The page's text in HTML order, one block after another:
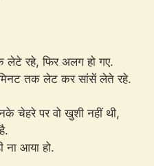
रहे, फिर अलग हो गए.
तक लेट कर सांसें लेते रहे.
चेहरे पर वो खुशी नहीं थी,
ना आया हो.